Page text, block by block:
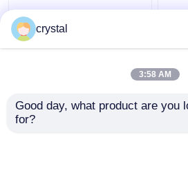
DH80 Bagger
Schwinggetriebe Assy
Geräuscharm OEM für
für
crystal
3:58 AM
Good day, what product are you
for?